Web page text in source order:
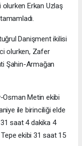
Erkan Uzlaş
Danişment ikilisi
olurken, Zafer
Şahin-Armağan
Osman Metin ekibi
ile birinciliği elde
31 saat 4 dakika 4
ekibi 31 saat 15